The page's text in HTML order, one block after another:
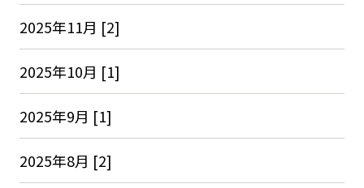
2025年11月 [2]
2025年10月 [1]
2025年9月 [1]
2025年8月 [2]